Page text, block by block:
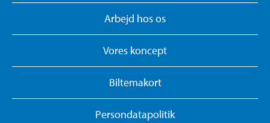
Arbejd hos os
Vores koncept
Biltemakort
Persondatapolitik